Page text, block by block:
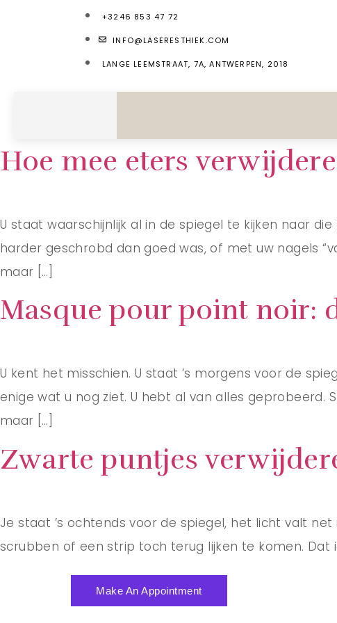
+3246 853 47 72
INFO@LASERESTHIEK.COM
LANGE LEEMSTRAAT, 7A, ANTWERPEN, 2018
Hoe mee eters
U staat waarschijnlijk al in de spiegel te kijken naar
harder geschrobd dan goed was, of met uw nagels
maar […]
Masque pour point noir:
U kent het misschien. U staat ’s morgens voor de
enige wat u nog ziet. U hebt al van alles geprobeerd.
maar […]
Zwarte puntjes
Je staat ’s ochtends voor de spiegel, het licht valt
scrubben of een strip toch terug lijken te komen. Dat
Make An Appointment